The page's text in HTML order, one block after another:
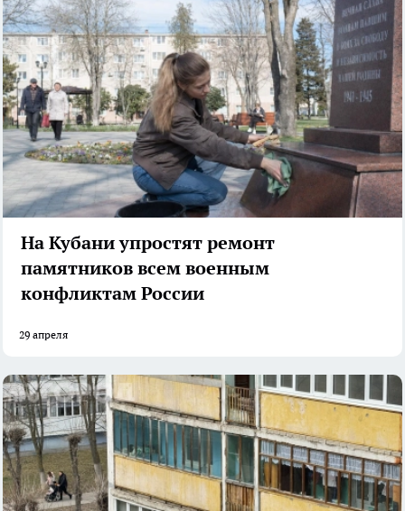
На Кубани упростят ремонт
памятников всем военным
конфликтам России
29 апреля